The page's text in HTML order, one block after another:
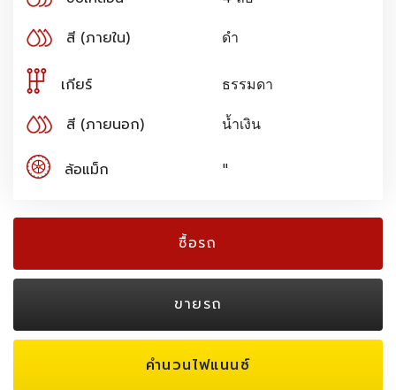
สี (ภายใน) ดำ
เกียร์ ธรรมดา
สี (ภายนอก) น้ำเงิน
ล้อแม็ก "
ซื้อรถ
ขายรถ
คำนวนไฟแนนซ์